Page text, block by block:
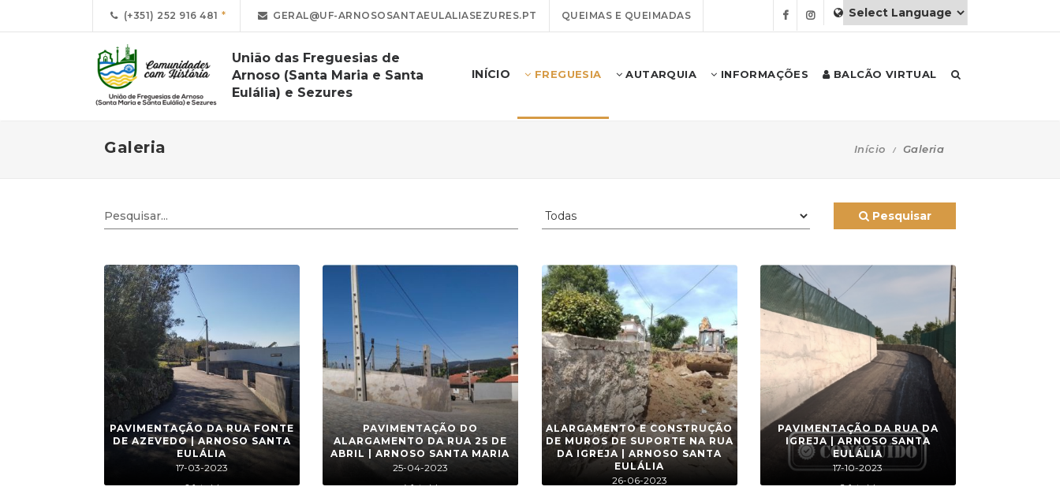
(+351) 252 916 481 GERAL@UF-ARNOSOSANTAEULALIASEZURES.PT QUEIMAS E QUEIMADAS
União das Freguesias de
Arnoso (Santa Maria e Santa
Eulália) e Sezures
INÍCIO FREGUESIA AUTARQUIA INFORMAÇÕES BALCÃO VIRTUAL
Galeria Início Galeria
Pesquisar
PAVIMENTAÇÃO DA RUA FONTE
DE AZEVEDO | ARNOSO SANTA
EULÁLIA
17-03-2023
6 foto(s)
PAVIMENTAÇÃO DO
ALARGAMENTO DA RUA 25 DE
ABRIL | ARNOSO SANTA MARIA
25-04-2023
4 foto(s)
ALARGAMENTO E CONSTRUÇÃO
DE MUROS DE SUPORTE NA RUA
DA IGREJA | ARNOSO SANTA
EULÁLIA
26-06-2023
PAVIMENTAÇÃO DA RUA DA
IGREJA | ARNOSO SANTA
EULÁLIA
17-10-2023
2 foto(s)